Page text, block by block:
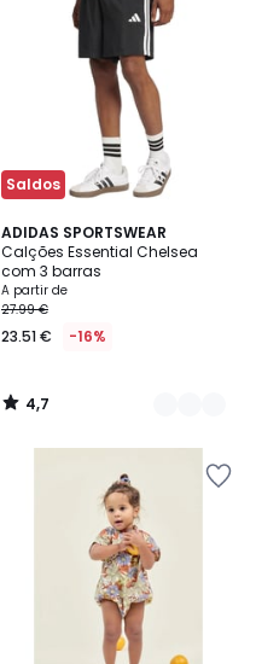
Saldos
ADIDAS SPORTSWEAR
Calções Essential Chelsea
com 3 barras
A partir de
27.99 €
23.51 € -16%
4,7
/ 5
2
Cores
4,7
/